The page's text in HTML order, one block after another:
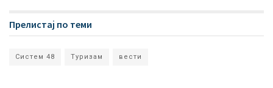
Прелистај по теми
Систем 48 Туризам вести